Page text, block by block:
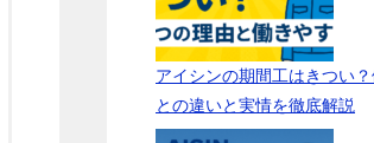
アイシンの期間工はきつい
との違いと実情を徹底解説